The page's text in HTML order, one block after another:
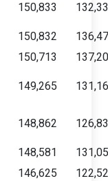
150,833
150,832
150,713
149,265
148,862
148,581
146,625